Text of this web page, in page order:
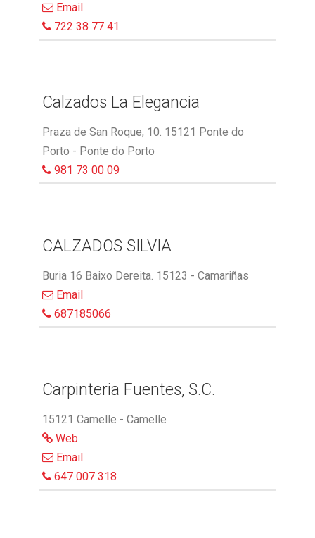
Email
722 38 77 41
Calzados La Elegancia
Praza de San Roque, 10. 15121 Ponte do
Porto - Ponte do Porto
981 73 00 09
CALZADOS SILVIA
Buria 16 Baixo Dereita. 15123 - Camariñas
Email
687185066
Carpinteria Fuentes, S.C.
15121 Camelle - Camelle
Web
Email
647 007 318